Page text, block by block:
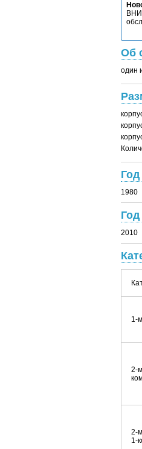
Об
один
1980
2010
1-
2-
2-
1-